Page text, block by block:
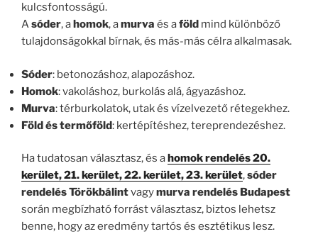
kulcsfontosságú.
Asóder, ahomok, amurva és aföld mind különböző
tulajdonságokkal bírnak, és más-más célra alkalmasak.
Sóder: betonozáshoz, alapozáshoz.
Homok: vakoláshoz, burkolás alá, ágyazáshoz.
Murva: térburkolatok, utak és vízelvezető rétegekhez.
Föld és termőföld: kertépítéshez, tereprendezéshez.
Ha tudatosan választasz, és ahomok rendelés 20.
kerület, 21. kerület, 22. kerület, 23. kerület,sóder
rendelés Törökbálintvagymurva rendelés Budapest
során megbízható forrást választasz, biztos lehetsz
benne, hogy az eredmény tartós és esztétikus lesz.